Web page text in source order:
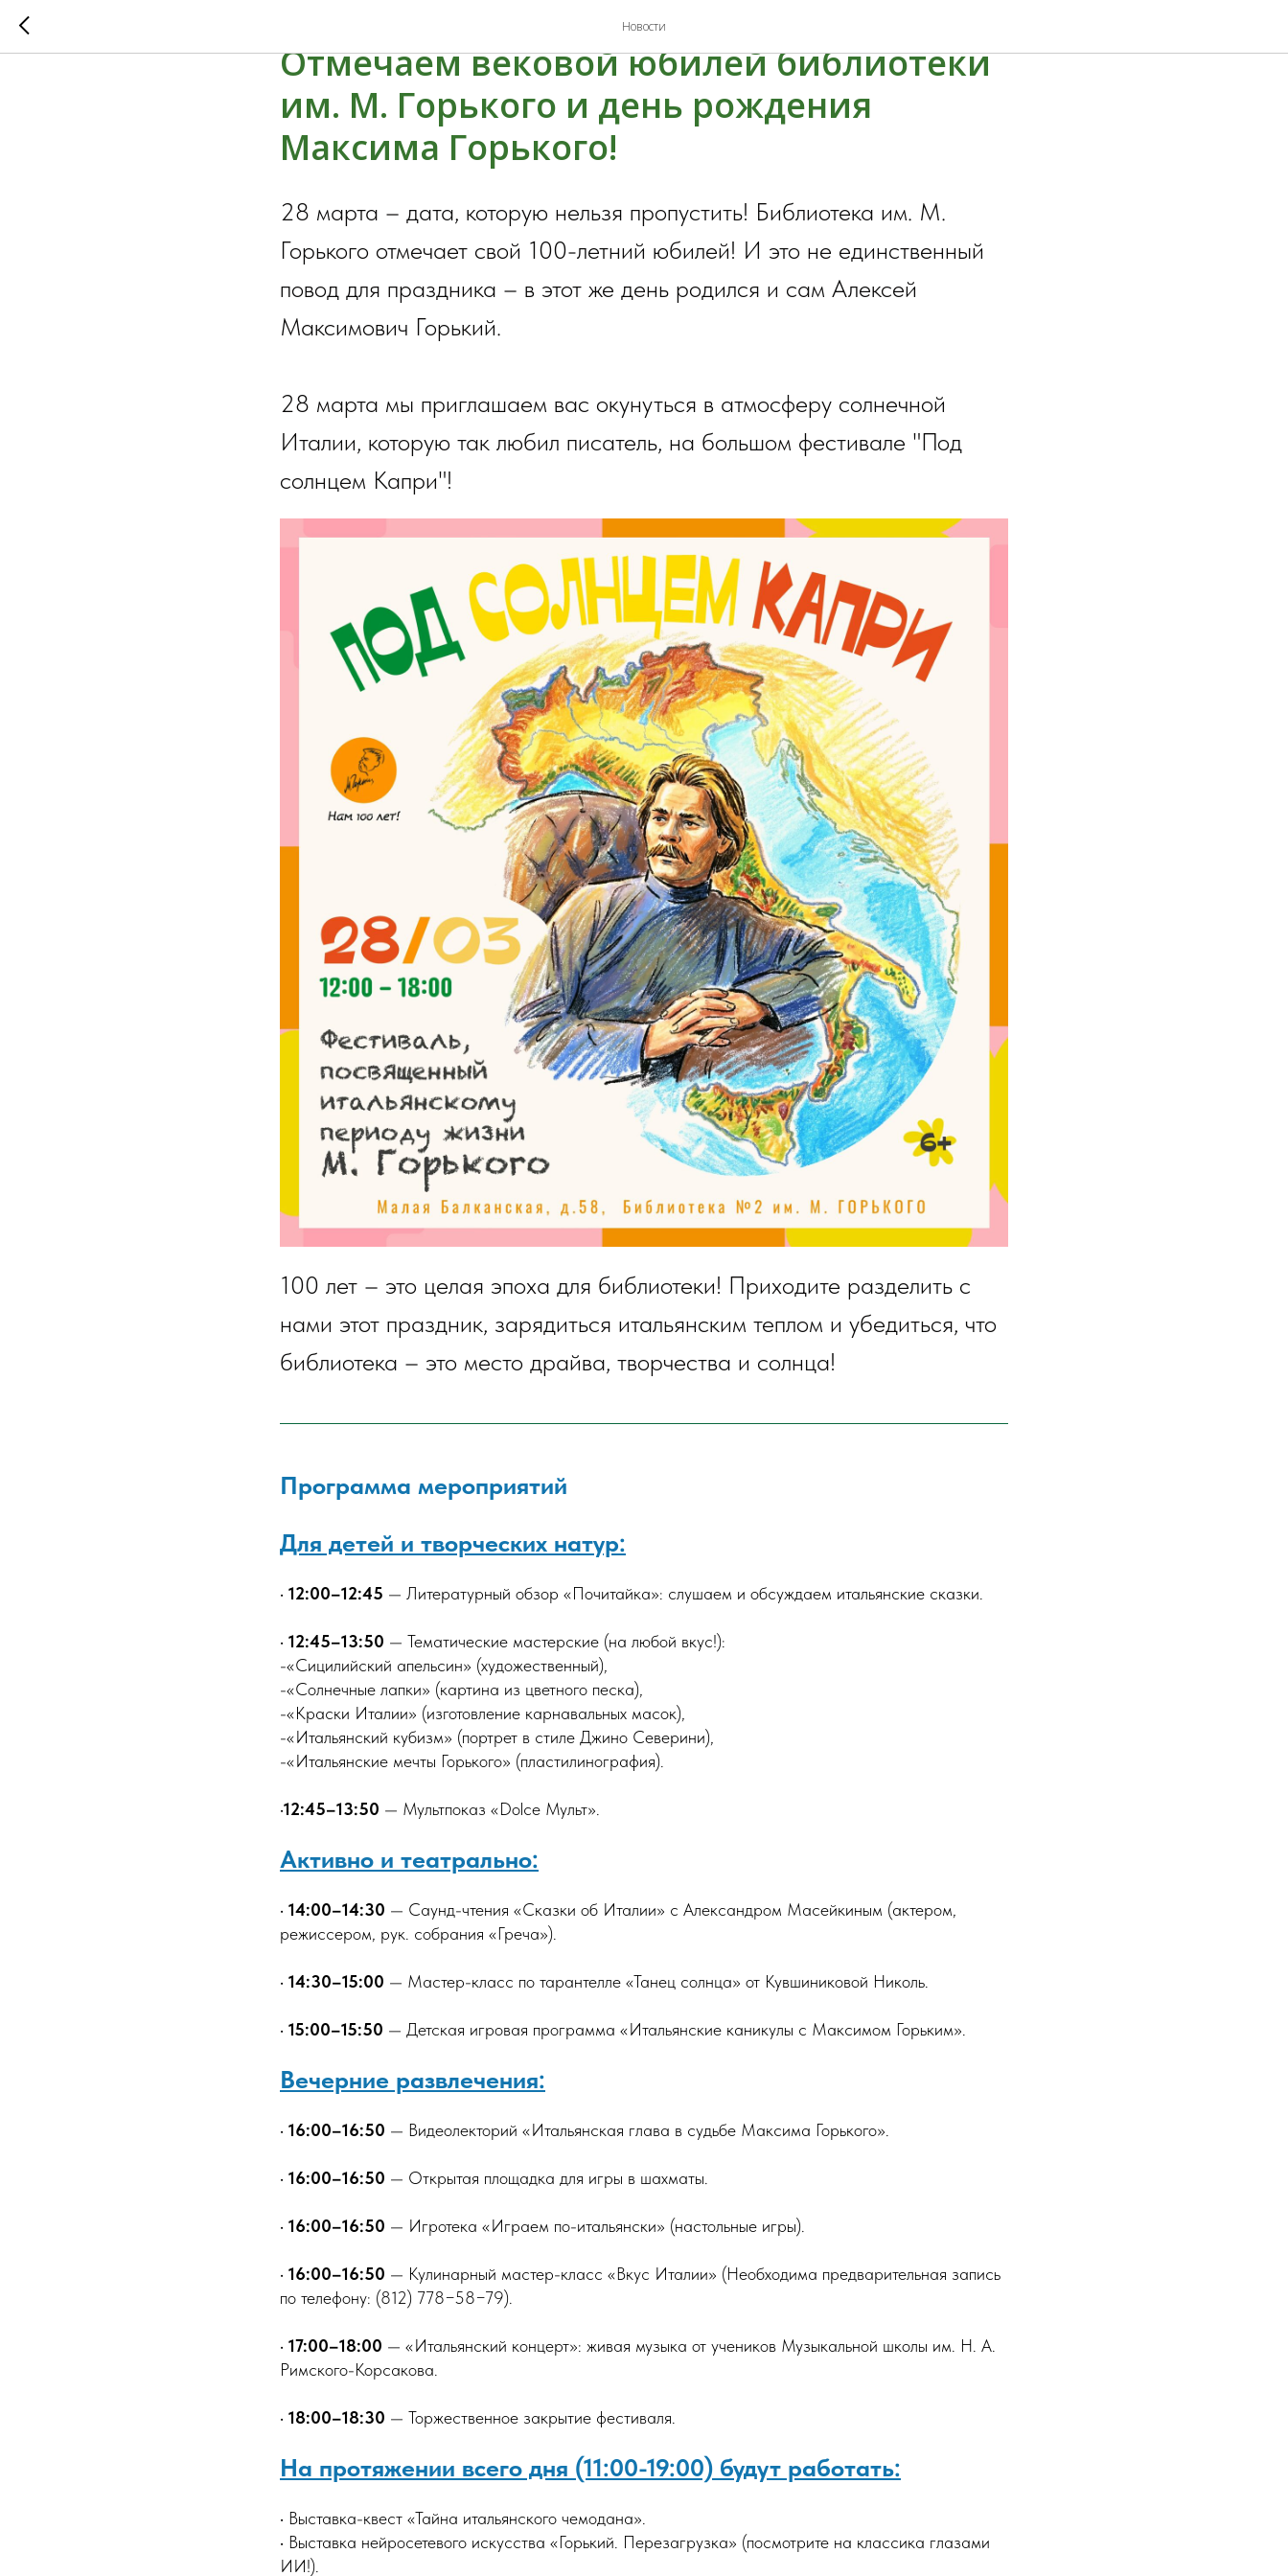
Новости
Итальянский вихрь в Купчино!
Отмечаем вековой юбилей библиотеки
им. М. Горького и день рождения
Максима Горького!
28 марта – дата, которую нельзя пропустить! Библиотека им. М.
Горького отмечает свой 100-летний юбилей! И это не единственный
повод для праздника – в этот же день родился и сам Алексей
Максимович Горький.
28 марта мы приглашаем вас окунуться в атмосферу солнечной
Италии, которую так любил писатель, на большом фестивале "Под
солнцем Капри"!
100 лет – это целая эпоха для библиотеки! Приходите разделить с
нами этот праздник, зарядиться итальянским теплом и убедиться, что
библиотека – это место драйва, творчества и солнца!
Программа мероприятий
Для детей и творческих натур:
• 12:00–12:45 — Литературный обзор «Почитайка»: слушаем и обсуждаем итальянские сказки.
• 12:45–13:50 — Тематические мастерские (на любой вкус!):
-«Сицилийский апельсин» (художественный),
-«Солнечные лапки» (картина из цветного песка),
-«Краски Италии» (изготовление карнавальных масок),
-«Итальянский кубизм» (портрет в стиле Джино Северини),
-«Итальянские мечты Горького» (пластилинография).
•12:45–13:50 — Мультпоказ «Dolce Мульт».
Активно и театрально:
• 14:00–14:30 — Саунд-чтения «Сказки об Италии» с Александром Масейкиным (актером,
режиссером, рук. собрания «Греча»).
• 14:30–15:00 — Мастер-класс по тарантелле «Танец солнца» от Кувшиниковой Николь
• 15:00–15:50 — Детская игровая программа «Итальянские каникулы с Максимом Горьким».
Вечерние развлечения:
• 16:00–16:50 — Видеолекторий «Итальянская глава в судьбе Максима Горького».
• 16:00–16:50 — Открытая площадка для игры в шахматы.
• 16:00–16:50 — Игротека «Играем по-итальянски» (настольные игры).
• 16:00–16:50 — Кулинарный мастер-класс «Вкус Италии» (Необходима предварительная запись
по телефону: (812) 778−58−79).
• 17:00–18:00 — «Итальянский концерт»: живая музыка от учеников Музыкальной школы им. Н. А.
Римского-Корсакова
• 18:00–18:30 — Торжественное закрытие фестиваля.
На протяжении всего дня (11:00-19:00) будут работать:
• Выставка-квест «Тайна итальянского чемодана».
• Выставка нейросетевого искусства «Горький. Перезагрузка» (посмотрите на классика глазами
ИИ!).